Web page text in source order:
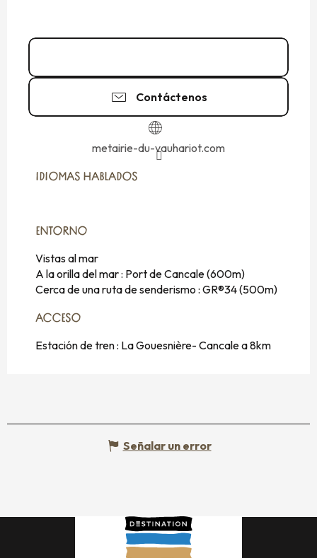
Contáctenos
metairie-du-vauhariot.com
IDIOMAS HABLADOS
IDIOMAS HABLADOS
ENTORNO
ENTORNO
Vistas al mar
A la orilla del mar : Port de Cancale(600m)
Cerca de una ruta de senderismo : GR®34(500m)
ACCESO
ACCESO
Estación de tren : La Gouesnière- Cancale a 8km
Señalar un error